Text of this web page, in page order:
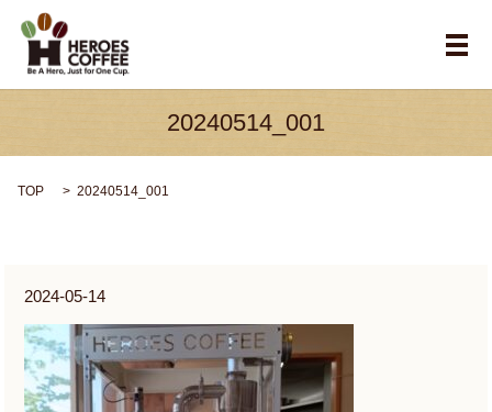
メ
20240514_001
TOP 20240514_001
2024-05-14